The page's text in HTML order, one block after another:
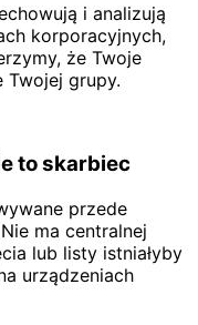
i analizują
korporacyjnych,
że Twoje
Twojej grupy.
to skarbiec
przede
ma centralnej
lub listy istniałyby
urządzeniach